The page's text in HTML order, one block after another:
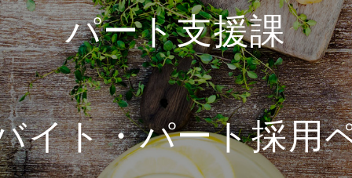
パート支援課
イト・パート採用